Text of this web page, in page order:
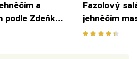
a
podle Zdeňka
Fazolový
jehněčím
modrou plísní